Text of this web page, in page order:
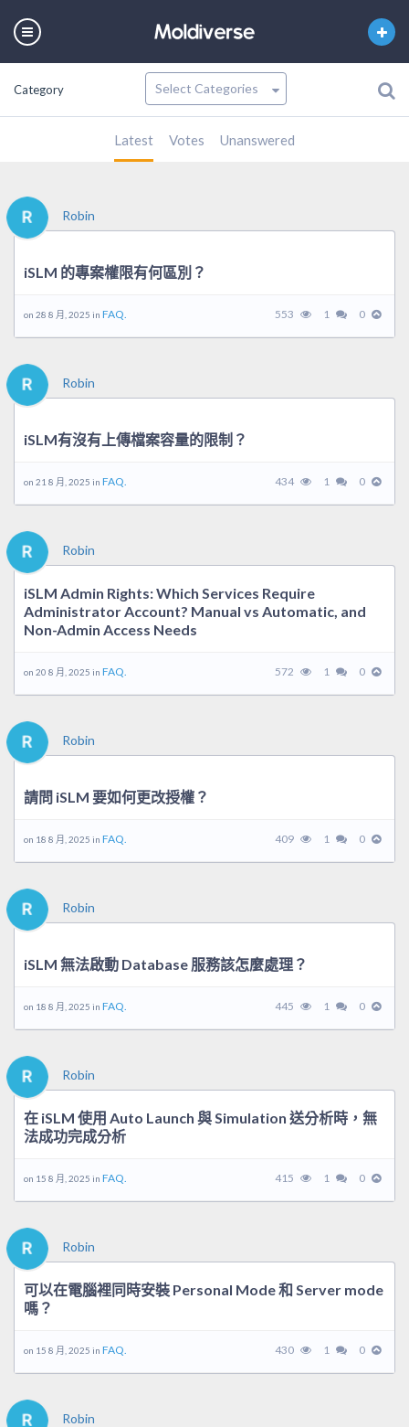
Category
Latest Votes Unanswered
Robin
iSLM 的專案權限有何區別？
on 28 8 月, 2025 in FAQ. 553 1 0
Robin
iSLM有沒有上傳檔案容量的限制？
on 21 8 月, 2025 in FAQ. 434 1 0
Robin
iSLM Admin Rights: Which Services Require
Administrator Account? Manual vs Automatic, and
Non-Admin Access Needs
on 20 8 月, 2025 in FAQ. 572 1 0
Robin
請問 iSLM 要如何更改授權？
on 18 8 月, 2025 in FAQ. 409 1 0
Robin
iSLM 無法啟動 Database 服務該怎麼處理？
on 18 8 月, 2025 in FAQ. 445 1 0
Robin
在 iSLM 使用 Auto Launch 與 Simulation 送分析時，無
法成功完成分析
on 15 8 月, 2025 in FAQ. 415 1 0
Robin
可以在電腦裡同時安裝 Personal Mode 和 Server mode
嗎？
on 15 8 月, 2025 in FAQ. 430 1 0
Robin